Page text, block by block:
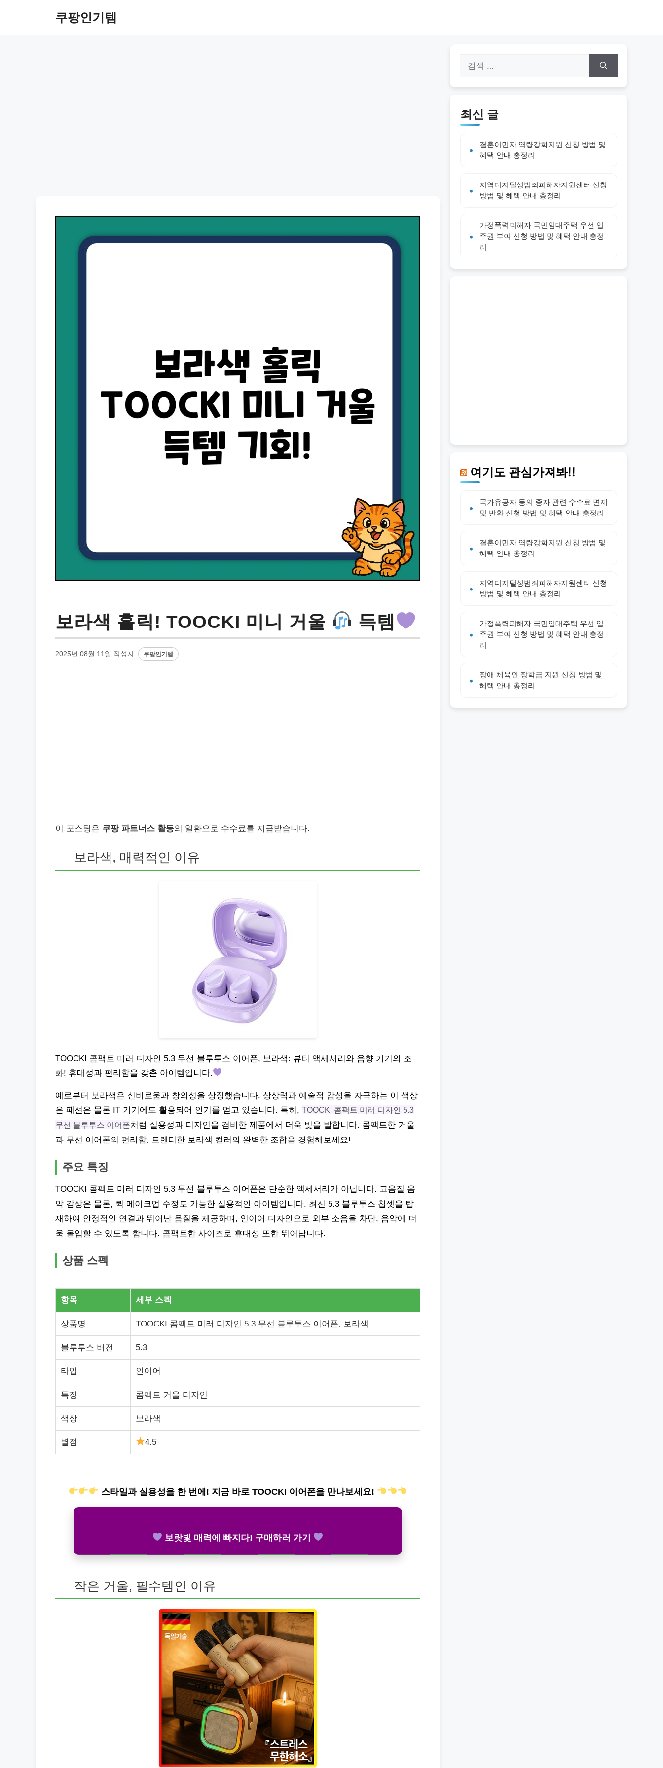
쿠팡인기템
보라색 홀릭! TOOCKI 미니 거울 득템
2025년 08월 11일 작성자: 쿠팡인기템
이 포스팅은 쿠팡 파트너스 활동의 일환으로 수수료를 지급받습니다.
보라색, 매력적인 이유
TOOCKI 콤팩트 미러 디자인 5.3 무선 블루투스 이어폰, 보라색: 뷰티 액세서리와 음향 기기의 조
화! 휴대성과 편리함을 갖춘 아이템입니다.
예로부터 보라색은 신비로움과 창의성을 상징했습니다. 상상력과 예술적 감성을 자극하는 이 색상
은 패션은 물론 IT 기기에도 활용되어 인기를 얻고 있습니다. 특히, TOOCKI 콤팩트 미러 디자인 5.3
무선 블루투스 이어폰처럼 실용성과 디자인을 겸비한 제품에서 더욱 빛을 발합니다. 콤팩트한 거울
과 무선 이어폰의 편리함, 트렌디한 보라색 컬러의 완벽한 조합을 경험해보세요!
주요 특징
TOOCKI 콤팩트 미러 디자인 5.3 무선 블루투스 이어폰은 단순한 액세서리가 아닙니다. 고음질 음
악 감상은 물론, 퀵 메이크업 수정도 가능한 실용적인 아이템입니다. 최신 5.3 블루투스 칩셋을 탑
재하여 안정적인 연결과 뛰어난 음질을 제공하며, 인이어 디자인으로 외부 소음을 차단, 음악에 더
욱 몰입할 수 있도록 합니다. 콤팩트한 사이즈로 휴대성 또한 뛰어납니다.
상품 스펙
항목 세부 스펙
상품명 TOOCKI 콤팩트 미러 디자인 5.3 무선 블루투스 이어폰, 보라색
블루투스 버전 5.3
타입 인이어
특징 콤팩트 거울 디자인
색상 보라색
별점 4.5
스타일과 실용성을 한 번에! 지금 바로 TOOCKI 이어폰을 만나보세요!
보랏빛 매력에 빠지다! 구매하러 가기
작은 거울, 필수템인 이유
색:
최신 글
결혼이민자 역량강화지원 신청 방법 및
혜택 안내 총정리
지역디지털성범죄피해자지원센터 신청
방법 및 혜택 안내 총정리
가정폭력피해자 국민임대주택 우선 입
주권 부여 신청 방법 및 혜택 안내 총정
리
여기도 관심가져봐!!
국가유공자 등의 종자 관련 수수료 면제
및 반환 신청 방법 및 혜택 안내 총정리
결혼이민자 역량강화지원 신청 방법 및
혜택 안내 총정리
지역디지털성범죄피해자지원센터 신청
방법 및 혜택 안내 총정리
가정폭력피해자 국민임대주택 우선 입
주권 부여 신청 방법 및 혜택 안내 총정
리
장애 체육인 장학금 지원 신청 방법 및
혜택 안내 총정리